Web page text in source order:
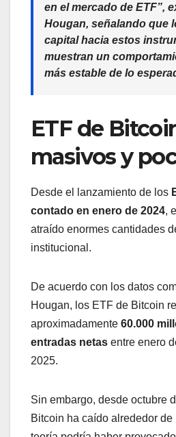
en el mercado de ETF”,
Hougan, señalando que
capital hacia estos
muestran un
más estable de lo
ETF de
masivos y
Desde el lanzamiento de los
contado en enero de 2024,
atraído enormes cantidades
institucional.
De acuerdo con los datos
Hougan, los ETF de Bitcoin
aproximadamente 60.000
entradas netas entre enero
2025.
Sin embargo, desde octubre
Bitcoin ha caído alrededor de